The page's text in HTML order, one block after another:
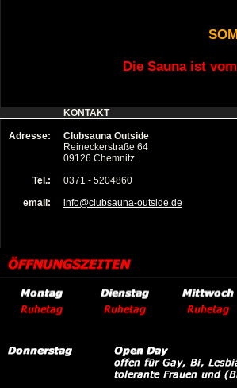
Die Sauna ist
KONTAKT
Adresse:
Clubsauna Outside
Reineckerstraße 64
09126 Chemnitz
Tel.:
0371 - 5204860
email:
info@clubsauna-outside.de